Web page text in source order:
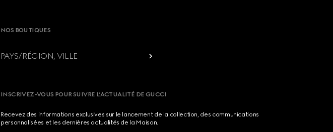
NOS BOUTIQUES
PAYS/RÉGION, VILLE
INSCRIVEZ-VOUS POUR SUIVRE L’ACTUALITÉ DE GUCCI
Recevez des informations exclusives sur le lancement de la collection, des communications
personnalisées et les dernières actualités de la Maison.